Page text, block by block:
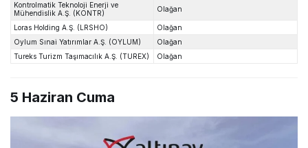
Kontrolmatik Teknoloji Enerji ve
Mühendislik A.Ş. (KONTR)
Olağan
Loras Holding A.Ş. (LRSHO)
Olağan
Oylum Sınai Yatırımlar A.Ş. (OYLUM)
Olağan
Tureks Turizm Taşımacılık A.Ş. (TUREX)
Olağan
5 Haziran Cuma